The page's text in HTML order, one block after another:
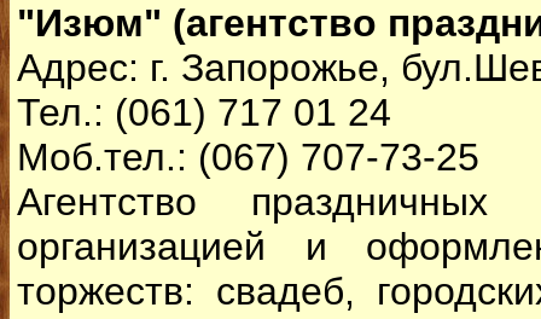
"Изюм" (агентство
Адрес: г. Запорожье,
Тел.: (061) 717 01 24
Моб.тел.: (067) 707-73-25
Агентство праздничных
организацией и
торжеств: свадеб,